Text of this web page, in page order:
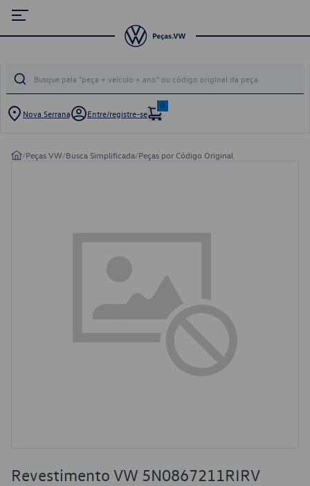
Nova Serrana Entre/registre-se
0
/Peças VW/Busca Simplificada/Peças por Código Original
Revestimento VW 5N0867211RIRV